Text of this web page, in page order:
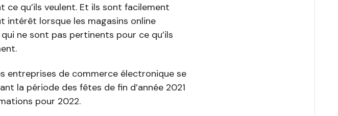
ce qu’ils veulent. Et ils sont facilement
lorsque les magasins online
ne sont pas pertinents pour ce qu’ils
entreprises de commerce électronique se
la période des fêtes de fin d’année 2021
pour 2022.